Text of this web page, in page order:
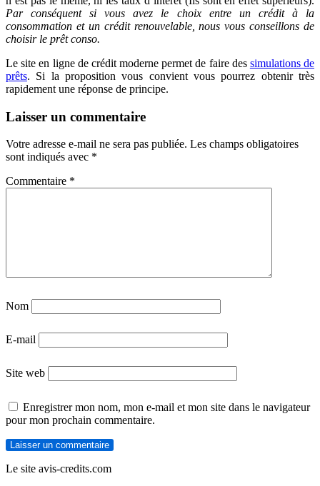
Par conséquent si vous avez le choix entre un crédit à la
consommation et un crédit renouvelable, nous vous conseillons de
choisir le prêt conso.
Le site en ligne de crédit moderne permet de faire des simulations de
prêts. Si la proposition vous convient vous pourrez obtenir très
rapidement une réponse de principe.
Laisser un commentaire
Votre adresse e-mail ne sera pas publiée. Les champs obligatoires
sont indiqués avec *
Commentaire *
Nom
E-mail
Site web
Enregistrer mon nom, mon e-mail et mon site dans le navigateur
pour mon prochain commentaire.
Le site avis-credits.com